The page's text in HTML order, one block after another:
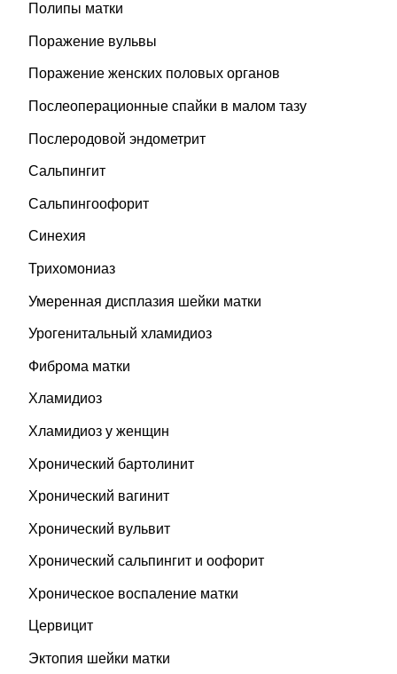
Полипы матки
Поражение вульвы
Поражение женских половых органов
Послеоперационные спайки в малом тазу
Послеродовой эндометрит
Сальпингит
Сальпингоофорит
Синехия
Трихомониаз
Умеренная дисплазия шейки матки
Урогенитальный хламидиоз
Фиброма матки
Хламидиоз
Хламидиоз у женщин
Хронический бартолинит
Хронический вагинит
Хронический вульвит
Хронический сальпингит и оофорит
Хроническое воспаление матки
Цервицит
Эктопия шейки матки